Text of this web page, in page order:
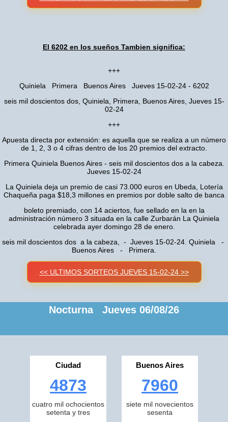
El 6202 en los sueños Tambien significa:
+++
Quiniela Primera Buenos Aires Jueves 15-02-24 - 6202
seis mil doscientos dos, Quiniela, Primera, Buenos Aires, Jueves 15-
02-24
+++
Apuesta directa por extensión: es aquella que se realiza a un número
de 1, 2, 3 o 4 cifras dentro de los 20 premios del extracto.
Primera Quiniela Buenos Aires - seis mil doscientos dos a la cabeza.
Jueves 15-02-24
La Quiniela deja un premio de casi 73.000 euros en Ubeda, Lotería
Chaqueña paga $18,3 millones en premios por doble salto de banca
boleto premiado, con 14 aciertos, fue sellado en la en la
administración número 3 situada en la calle Zurbarán La Quiniela
celebrada ayer domingo 28 de enero.
seis mil doscientos dos a la cabeza, - Jueves 15-02-24. Quiniela -
Buenos Aires - Primera.
<< ULTIMOS SORTEOS JUEVES 15-02-24 >>
Nocturna Jueves 06/08/26
Ciudad
4873
cuatro mil ochocientos
setenta y tres
Buenos Aires
7960
siete mil novecientos
sesenta